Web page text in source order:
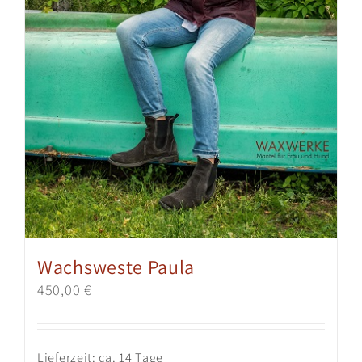
Wachsweste Paula
450,00 €
Lieferzeit:ca. 14 Tage